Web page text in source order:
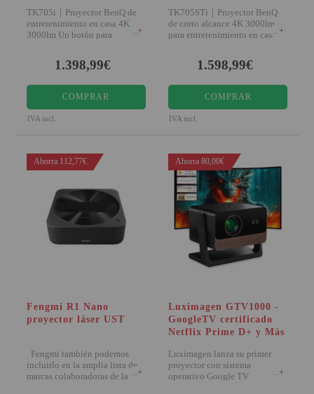
TK705i｜Proyector BenQ de
entretenimiento en casa 4K
3000lm Un botón para
+
1.398,99€
COMPRAR
IVA incl.
TK705STi｜Proyector BenQ
de corto alcance 4K 3000lm
para entretenimiento en casa +
1.598,99€
COMPRAR
IVA incl.
Ahorra 112,77€
Fengmi R1 Nano
proyector láser UST
Fengmi también podemos
incluirlo en la amplia lista de
marcas colaboradoras de la
+
Ahorra 80,00€
Luximagen GTV1000 -
GoogleTV certificado
Netflix Prime D+ y Más
Luximagen lanza su primer
proyector con sistema
operativo Google TV
+